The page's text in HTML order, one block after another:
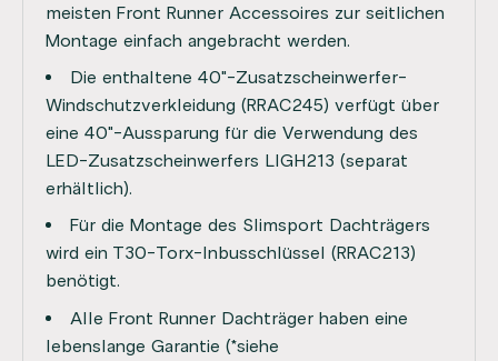
meisten Front Runner Accessoires zur seitlichen
Montage einfach angebracht werden.
Die enthaltene 40"-Zusatzscheinwerfer-
Windschutzverkleidung (RRAC245) verfügt über
eine 40"-Aussparung für die Verwendung des
LED-Zusatzscheinwerfers LIGH213 (separat
erhältlich).
Für die Montage des Slimsport Dachträgers
wird ein T30-Torx-Inbusschlüssel (RRAC213)
benötigt.
Alle Front Runner Dachträger haben eine
lebenslange Garantie (*siehe